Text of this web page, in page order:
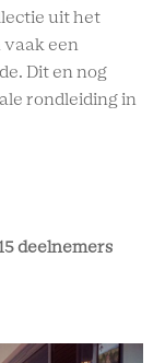
uit het
vaak een
Dit en nog
rondleiding in
deelnemers